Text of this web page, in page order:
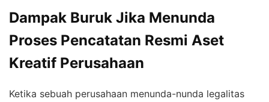
Dampak Buruk Jika Menunda
Proses Pencatatan Resmi Aset
Kreatif Perusahaan
Ketika sebuah perusahaan menunda-nunda legalitas